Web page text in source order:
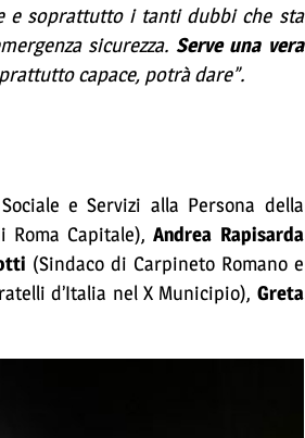
e soprattutto i tanti dubbi che sta
sicurezza. Serve una vera
capace, potrà dare”.
e Servizi alla Persona della
Capitale), Andrea Rapisarda
(Sindaco di Carpineto Romano e
d’Italia nel X Municipio), Greta